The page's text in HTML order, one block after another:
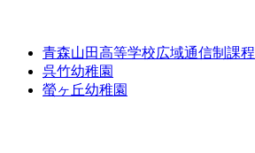
青森山田高等学校広域通信制課程
呉竹幼稚園
螢ヶ丘幼稚園